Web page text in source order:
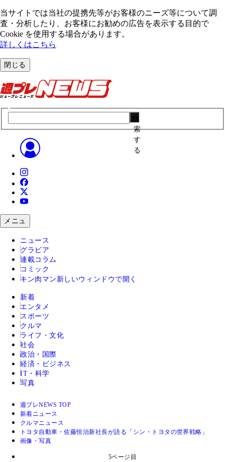
当サイトでは当社の提携先等がお客様のニーズ等について調
査・分析したり、お客様にお勧めの広告を表⽰する⽬的で
Cookie を使⽤する場合があります。
詳しくはこちら
閉じる
索
す
る
メニュ
ニュース
グラビア
連載コラム
コミック
キン肉マン 新しいウィンドウで開く
新着
エンタメ
スポーツ
クルマ
ライフ・文化
社会
政治・国際
経済・ビジネス
IT・科学
写真
週プレNEWS TOP
新着ニュース
クルマニュース
トヨタ自動車・佐藤恒治新社長が語る「シン・トヨタの世界戦略」
画像・写真
5ページ目